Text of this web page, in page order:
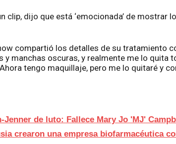
clip, dijo que está ‘emocionada’ de mostrar
compartió los detalles de su tratamiento
y manchas oscuras, y realmente me lo quita
tengo maquillaje, pero me lo quitaré y
Jenner de luto: Fallece Mary Jo 'MJ'
crearon una empresa biofarmacéutica